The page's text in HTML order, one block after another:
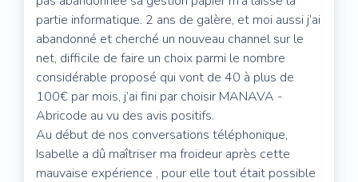
partie informatique. 2 ans de galère, et moi aussi j’ai
abandonné et cherché un nouveau channel sur le
net, difficile de faire un choix parmi le nombre
considérable proposé qui vont de 40 à plus de
100€ par mois, j’ai fini par choisir MANAVA -
Abricode au vu des avis positifs.
Au début de nos conversations téléphonique,
Isabelle a dû maîtriser ma froideur après cette
mauvaise expérience , pour elle tout était possible